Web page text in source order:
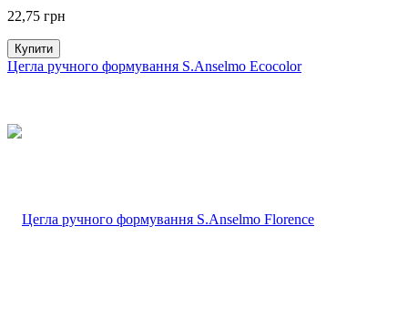
22,75 грн
Купити
Цегла ручного формування S.Anselmo Ecocolor